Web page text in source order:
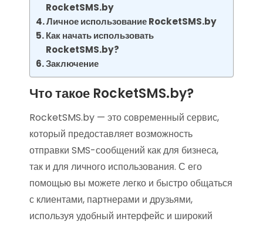
RocketSMS.by
Личное использование RocketSMS.by
Как начать использовать
RocketSMS.by?
Заключение
Что такое RocketSMS.by?
RocketSMS.by — это современный сервис,
который предоставляет возможность
отправки SMS-сообщений как для бизнеса,
так и для личного использования. С его
помощью вы можете легко и быстро общаться
с клиентами, партнерами и друзьями,
используя удобный интерфейс и широкий